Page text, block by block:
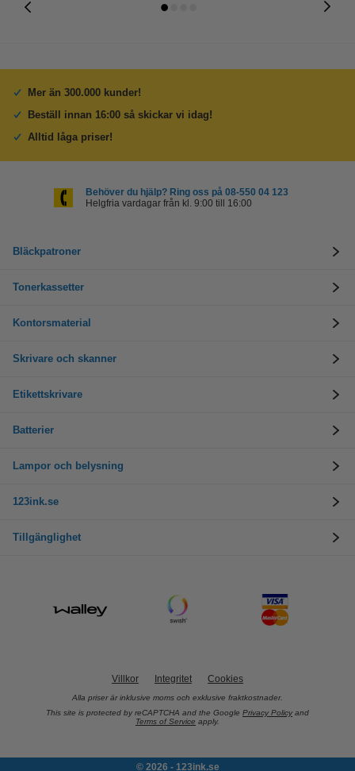
Mer än 300.000 kunder!
Beställ innan 16:00 så skickar vi idag!
Alltid låga priser!
Behöver du hjälp? Ring oss på 08-550 04 123
Helgfria vardagar från kl. 9:00 till 16:00
Bläckpatroner
Tonerkassetter
Kontorsmaterial
Skrivare och skanner
Etikettskrivare
Batterier
Lampor och belysning
123ink.se
Tillgänglighet
Villkor Integritet Cookies
Alla priser är inklusive moms och exklusive fraktkostnader.
This site is protected by reCAPTCHA and the Google Privacy Policy and
Terms of Service apply.
© 2026 - 123ink.se